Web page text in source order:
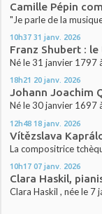
Camille Pépin
"Je parle de la
10h37 31 janv. 2026
Franz Shubert :
Né le 31 janvier 1797
18h21 20 janv. 2026
Johann Joachim
Né le 30 janvier 1697
12h48 18 janv. 2026
Vítězslava
La compositrice
10h17 07 janv. 2026
Clara Haskil,
Clara Haskil , née le 7